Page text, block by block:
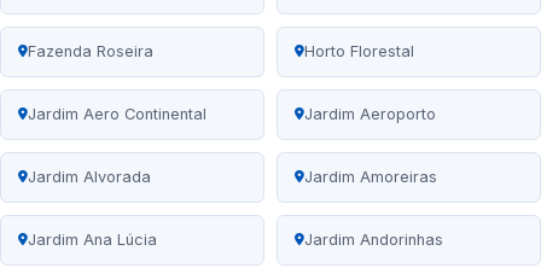
Fazenda Roseira Horto Florestal
Jardim Aero Continental Jardim Aeroporto
Jardim Alvorada Jardim Amoreiras
Jardim Ana Lúcia Jardim Andorinhas